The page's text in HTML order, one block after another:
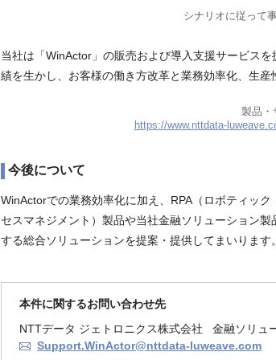
シナリオに従って
当社は「WinActor」の販売および導入支援サービス
績を生かし、お客様の働き方改革と業務効率化、生産
製品・
https://www.nttdata-
今後について
WinActorでの業務効率化に加え、RPA（ロボティッ
セスマネジメント）製品や当社金融ソリューション
する総合ソリューションを提案・提供してまいります。
本件に関するお問い合わせ先
NTTデータ ジェトロニクス株式会社 金融ソリュ
Support.WinActor@nttdata-luweave.com